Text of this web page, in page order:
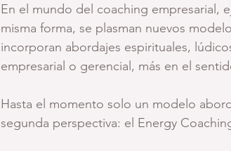
En el mundo del coaching empresarial,
misma forma, se plasman nuevos
incorporan abordajes espirituales,
empresarial o gerencial, más en el
Hasta el momento solo un modelo
segunda perspectiva: el Energy